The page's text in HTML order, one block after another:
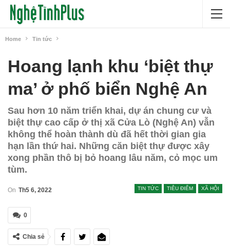
Home Tin tức
Hoang lạnh khu ‘biệt thự
ma’ ở phố biển Nghệ An
Sau hơn 10 năm triển khai, dự án chung cư và
biệt thự cao cấp ở thị xã Cửa Lò (Nghệ An) vẫn
không thể hoàn thành dù đã hết thời gian gia
hạn lần thứ hai. Những căn biệt thự được xây
xong phần thô bị bỏ hoang lâu năm, cỏ mọc um
tùm.
TIN TỨC TIÊU ĐIỂM XÃ HỘI
On Th5 6, 2022
0
Chia sẻ